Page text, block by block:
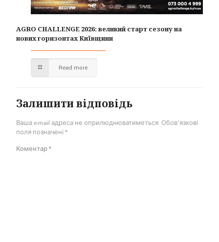
AGRO CHALLENGE 2026: великий старт сезону на
нових горизонтах Київщини
Read more
Залишити відповідь
Ваша e-mail адреса не оприлюднюватиметься. Обов’язкові
поля позначені *
Коментар*